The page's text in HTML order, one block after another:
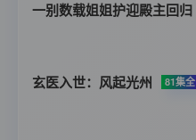
一别数载姐姐护迎殿主回归
玄医入世：风起光州 81集全